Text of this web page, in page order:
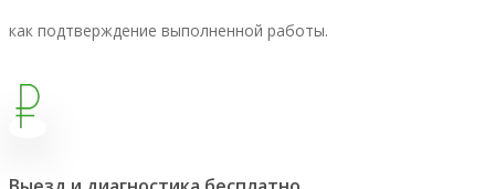
как подтверждение выполненной работы.